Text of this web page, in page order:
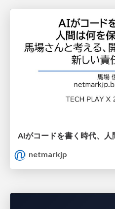
netmarkjp